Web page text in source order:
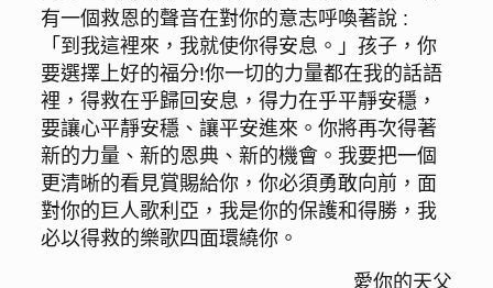
有一個救恩的聲音在對你的意志呼喚著說 :
「到我這裡來，我就使你得安息。」孩子，你
要選擇上好的福分!你一切的力量都在我的話語
裡，得救在乎歸回安息，得力在乎平靜安穩，
要讓心平靜安穩、讓平安進來。你將再次得著
新的力量、新的恩典、新的機會。我要把一個
更清晰的看見賞賜給你，你必須勇敢向前，面
對你的巨人歌利亞，我是你的保護和得勝，我
必以得救的樂歌四面環繞你。
愛你的天父